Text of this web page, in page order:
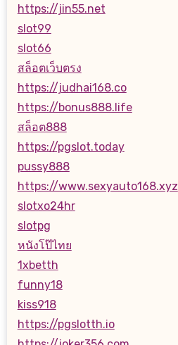
https://jin55.net
slot99
slot66
สล็อตเว็บตรง
https://judhai168.co
https://bonus888.life
สล็อต888
https://pgslot.today
pussy888
https://www.sexyauto168.xyz
slotxo24hr
slotpg
หนังโป๊ไทย
1xbetth
funny18
kiss918
https://pgslotth.io